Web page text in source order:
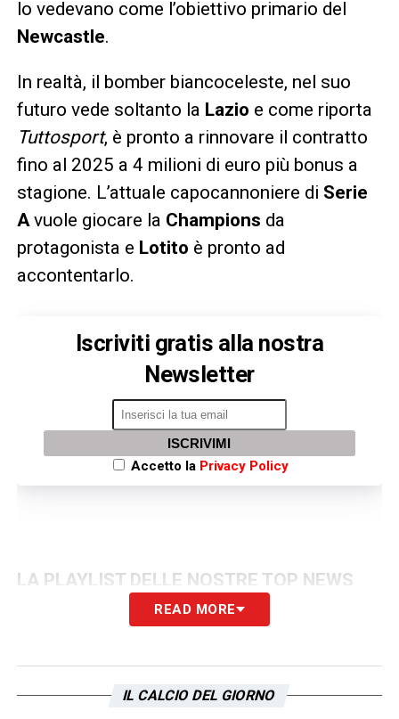
lo vedevano come l’obiettivo primario del
Newcastle.
In realtà, il bomber biancoceleste, nel suo
futuro vede soltanto la Lazio e come riporta
Tuttosport, è pronto a rinnovare il contratto
fino al 2025 a 4 milioni di euro più bonus a
stagione. L’attuale capocannoniere di Serie
Avuole giocare la Champions da
protagonista e Lotito è pronto ad
accontentarlo.
Iscriviti gratis alla nostra
Newsletter
ISCRIVIMI
Accetto la Privacy Policy
LA PLAYLIST DELLE NOSTRE TOP NEWS
READ MORE
IL CALCIO DEL GIORNO